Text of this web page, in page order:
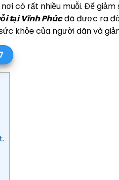
có rất nhiều muỗi. Để
tại Vĩnh Phúcđã được ra
khỏe của người dân và